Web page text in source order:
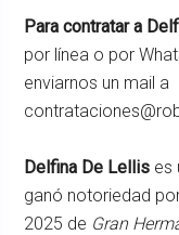
Para contratar a
por línea o por
enviarnos un mail a
Delfina De Lellis es
ganó notoriedad
2025 de Gran